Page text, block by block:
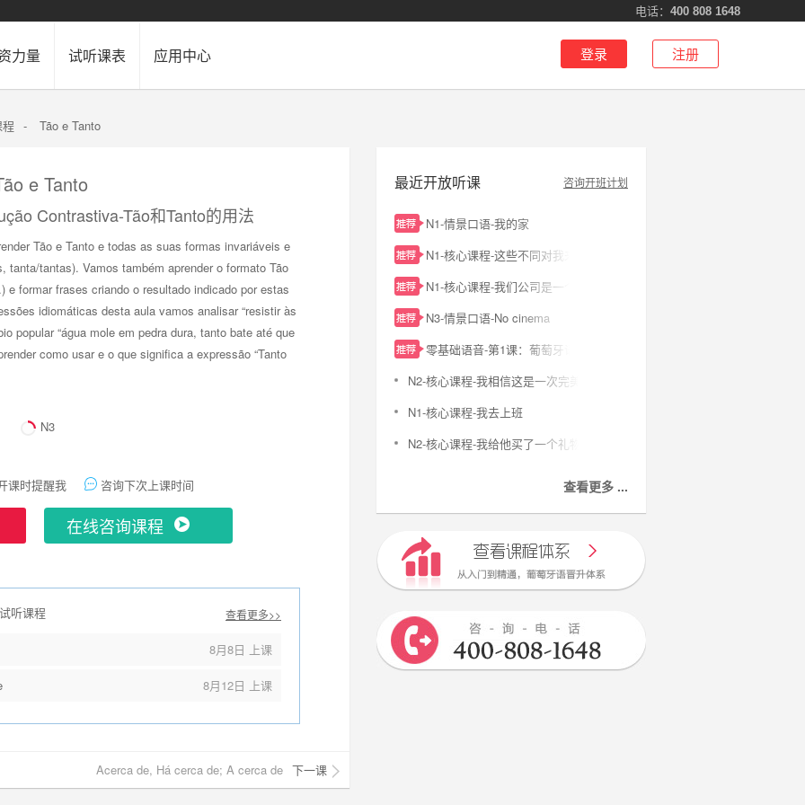
电话： 400 808 1648
力量 试听课表 应用中心 登录 注册
程 - Tão e Tanto
e Tanto
Contrastiva-Tão和Tanto的用法
Tão e Tanto e todas as suas formas invariáveis e
tanta/tantas). Vamos também aprender o formato Tão
formar frases criando o resultado indicado por estas
idiomáticas desta aula vamos analisar “resistir às
popular “água mole em pedra dura, tanto bate até que
como usar e o que significa a expressão “Tanto
N3
课时提醒我 咨询下次上课时间
在线咨询课程
听课程 查看更多>>
8月8日 上课
8月12日 上课
Acerca de, Há cerca de; A cerca de 下一课
最近开放听课 咨询开班计划
N1-情景口语-我的家
N1-核心课程-这些不同对我来说很有趣。
N1-核心课程-我们公司是一个很有活力的公司
N3-情景口语-No cinema
零基础语音-第1课：葡萄牙语简介及26个字母
N2-核心课程-我相信这是一次完美的旅程
N1-核心课程-我去上班
N2-核心课程-我给他买了一个礼物
查看更多 ...